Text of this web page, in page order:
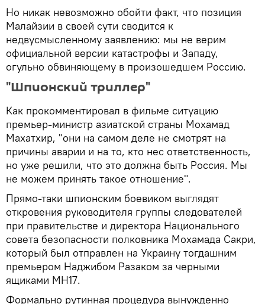
Но никак невозможно обойти факт, что позиция
Малайзии в своей сути сводится к
недвусмысленному заявлению: мы не верим
официальной версии катастрофы и Западу,
огульно обвиняющему в произошедшем Россию.
"Шпионский триллер"
Как прокомментировал в фильме ситуацию
премьер-министр азиатской страны Мохамад
Махатхир, "они на самом деле не смотрят на
причины аварии и на то, кто нес ответственность,
но уже решили, что это должна быть Россия. Мы
не можем принять такое отношение".
Прямо-таки шпионским боевиком выглядят
откровения руководителя группы следователей
при правительстве и директора Национального
совета безопасности полковника Мохамада Сакри,
который был отправлен на Украину тогдашним
премьером Наджибом Разаком за черными
ящиками МН17.
Формально рутинная процедура вынужденно